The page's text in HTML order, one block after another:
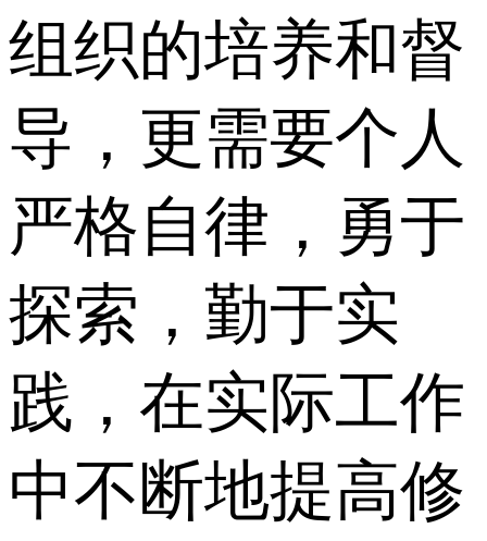
组织的培养和督
导，更需要个人
严格自律，勇于
探索，勤于实
践，在实际工作
中不断地提高修